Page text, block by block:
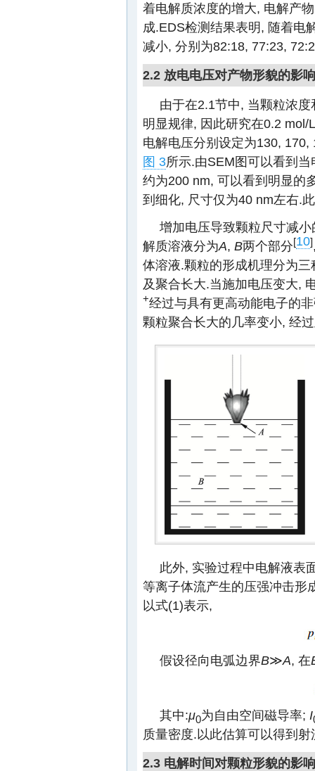
着电解质浓度的增大, 电解产
成.EDS检测结果表明, 随着电
减小, 分别为82:18, 77:23,
2.2 放电电压对产物形貌的影响
由于在2.1节中, 当颗粒浓
明显规律, 因此研究在0.2 mol/
电解电压分别设定为130,
图 3所示.由SEM图可以看到
约为200 nm, 可以看到明显的
到细化, 尺寸仅为40 nm左右.
增加电压导致颗粒尺寸减
解质溶液分为A, B两个部分[10]
体溶液.颗粒的形成机理分为三
及聚合长大.当施加电压变大,
+经过与具有更高动能电子的
颗粒聚合长大的几率变小, 经
此外, 实验过程中电解液表
等离子体流产生的压强冲击形
以式(1)表示,
假设径向电弧边界B≫A, 在
其中:μ0为自由空间磁导率; I
质量密度.以此估算可以得到
2.3 电解时间对颗粒形貌的影响